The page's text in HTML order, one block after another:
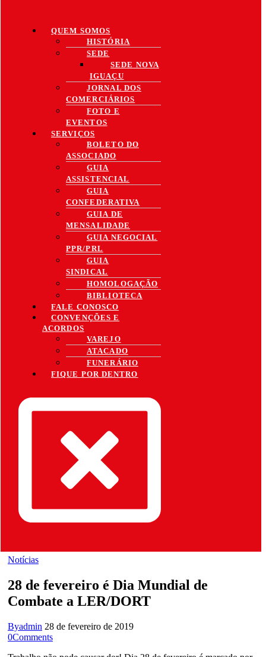
QUEM SOMOS
HISTÓRIA
SEDE
SEDE NOVA
IGUAÇU
JORNAL DOS
COMERCIÁRIOS
FOTO E
EVENTOS
SERVIÇOS
BOLETO DO
ASSOCIADO
GUIA
ASSISTENCIAL
GUIA
CONFEDERATIVA
GUIA DE
MENSALIDADE
GUIA NEGOCIAL
PPR/PRL
GUIA
SINDICAL
HOMOLOGAÇÃO
BIBLIOTECA
FALE CONOSCO
CONVENÇÕES E
ACORDOS
VAREJO
ATACADO
FUNERÁRIO
FIQUE POR DENTRO
Notícias
28 de fevereiro é Dia Mundial de
Combate a LER/DORT
Byadmin 28 de fevereiro de 2019
0Comments